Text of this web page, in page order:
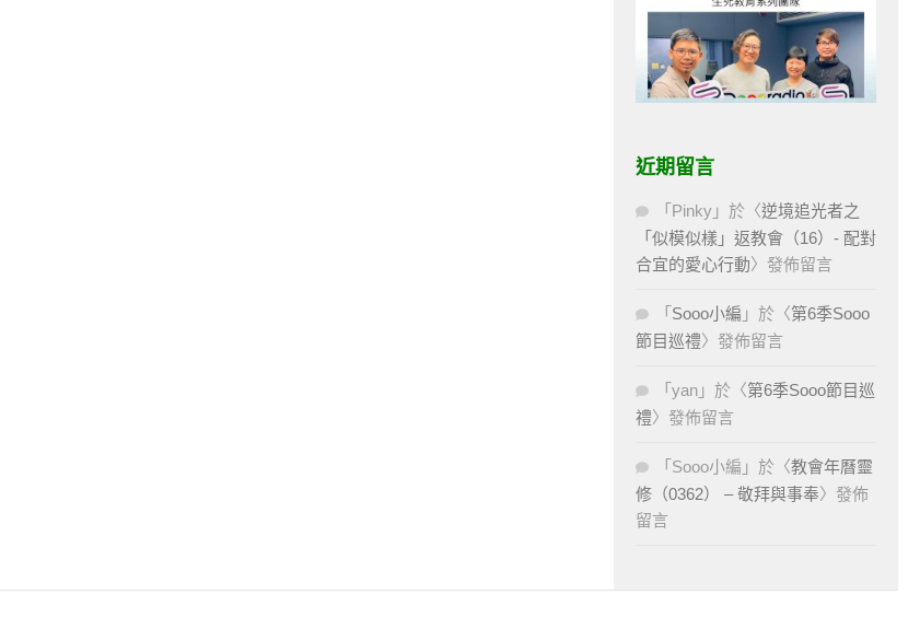
近期留言
「 Pinky 」於〈逆境追光者之
「似模似樣」返教會（16）- 配對
合宜的愛心行動〉發佈留言
「 Sooo小編 」於〈第6季Sooo
節目巡禮〉發佈留言
「 yan 」於〈第6季Sooo節目巡
禮〉發佈留言
「 Sooo小編 」於〈教會年曆靈
修（0362） – 敬拜與事奉〉發佈
留言